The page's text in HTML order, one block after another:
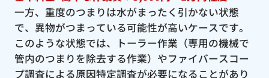
一方、重度のつまりは水がまったく引かない状態
で、異物がつまっている可能性が高いケースです。
このような状態では、トーラー作業（専用の機械で
管内のつまりを除去する作業）やファイバースコー
プ調査による原因特定調査が必要になることがあり